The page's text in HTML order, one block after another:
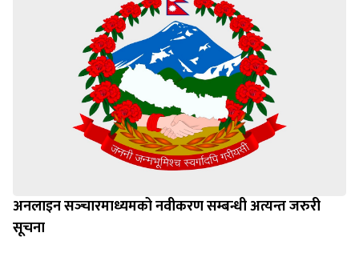
अनलाइन सञ्‍चारमाध्यमको नवीकरण सम्बन्धी अत्यन्त जरुरी
सूचना